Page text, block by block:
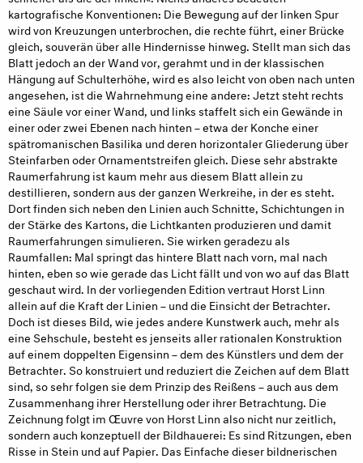
kartografische Konventionen: Die Bewegung auf der linken Spur
wird von Kreuzungen unterbrochen, die rechte führt, einer Brücke
gleich, souverän über alle Hindernisse hinweg. Stellt man sich das
Blatt jedoch an der Wand vor, gerahmt und in der klassischen
Hängung auf Schulterhöhe, wird es also leicht von oben nach unten
angesehen, ist die Wahrnehmung eine andere: Jetzt steht rechts
eine Säule vor einer Wand, und links staffelt sich ein Gewände in
einer oder zwei Ebenen nach hinten – etwa der Konche einer
spätromanischen Basilika und deren horizontaler Gliederung über
Steinfarben oder Ornamentstreifen gleich. Diese sehr abstrakte
Raumerfahrung ist kaum mehr aus diesem Blatt allein zu
destillieren, sondern aus der ganzen Werkreihe, in der es steht.
Dort finden sich neben den Linien auch Schnitte, Schichtungen in
der Stärke des Kartons, die Lichtkanten produzieren und damit
Raumerfahrungen simulieren. Sie wirken geradezu als
Raumfallen: Mal springt das hintere Blatt nach vorn, mal nach
hinten, eben so wie gerade das Licht fällt und von wo auf das Blatt
geschaut wird. In der vorliegenden Edition vertraut Horst Linn
allein auf die Kraft der Linien – und die Einsicht der Betrachter.
Doch ist dieses Bild, wie jedes andere Kunstwerk auch, mehr als
eine Sehschule, besteht es jenseits aller rationalen Konstruktion
auf einem doppelten Eigensinn – dem des Künstlers und dem der
Betrachter. So konstruiert und reduziert die Zeichen auf dem Blatt
sind, so sehr folgen sie dem Prinzip des Reißens – auch aus dem
Zusammenhang ihrer Herstellung oder ihrer Betrachtung. Die
Zeichnung folgt im Œuvre von Horst Linn also nicht nur zeitlich,
sondern auch konzeptuell der Bildhauerei: Es sind Ritzungen, eben
Risse in Stein und auf Papier. Das Einfache dieser bildnerischen